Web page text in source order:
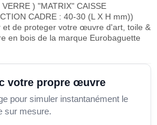
) "MATRIX" CAISSE
CADRE : 40-30 (L X H mm))
et de proteger votre œuvre d'art, toile &
en bois de la marque Eurobaguette
votre propre œuvre
pour simuler instantanément le
sur mesure.